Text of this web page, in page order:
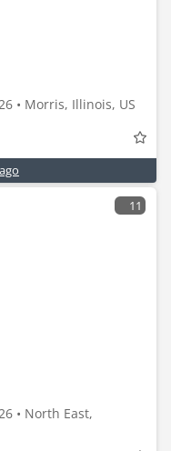
• Morris, Illinois, US
11
• North East,